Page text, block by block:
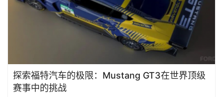
探索福特汽车的极限：Mustang GT3在世界顶级
赛事中的挑战